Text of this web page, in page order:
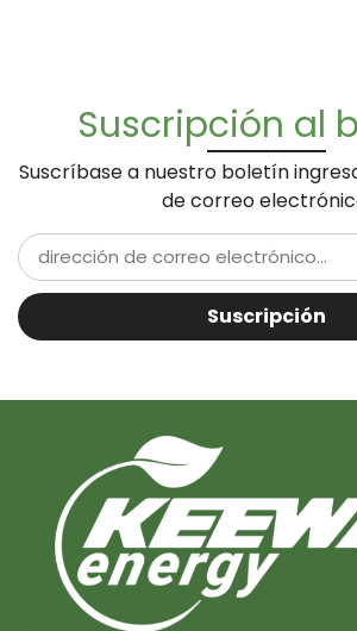
Suscripción al
Suscríbase a nuestro boletín
de correo
Suscripción